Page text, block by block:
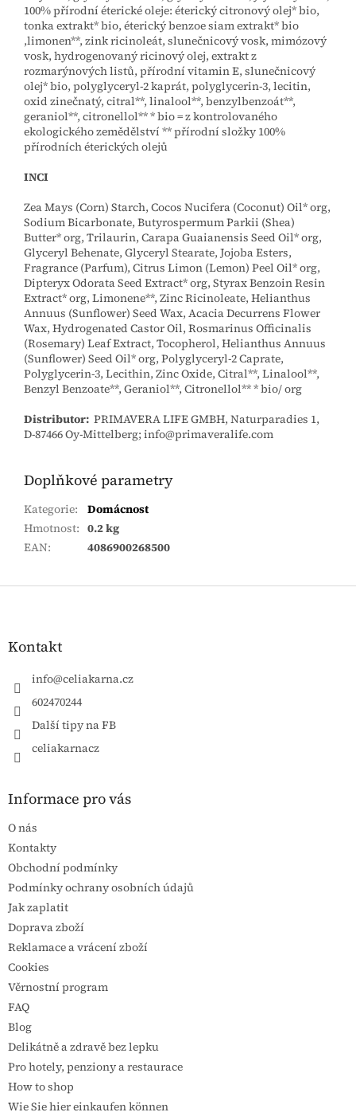
100% přírodní éterické oleje: éterický citronový olej* bio,
tonka extrakt* bio, éterický benzoe siam extrakt* bio
,limonen**, zink ricinoleát, slunečnicový vosk, mimózový
vosk, hydrogenovaný ricinový olej, extrakt z
rozmarýnových listů, přírodní vitamin E, slunečnicový
olej* bio, polyglyceryl-2 kaprát, polyglycerin-3, lecitin,
oxid zinečnatý, citral**, linalool**, benzylbenzoát**,
geraniol**, citronellol** * bio = z kontrolovaného
ekologického zemědělství ** přírodní složky 100%
přírodních éterických olejů
INCI
Zea Mays (Corn) Starch, Cocos Nucifera (Coconut) Oil* org,
Sodium Bicarbonate, Butyrospermum Parkii (Shea)
Butter* org, Trilaurin, Carapa Guaianensis Seed Oil* org,
Glyceryl Behenate, Glyceryl Stearate, Jojoba Esters,
Fragrance (Parfum), Citrus Limon (Lemon) Peel Oil* org,
Dipteryx Odorata Seed Extract* org, Styrax Benzoin Resin
Extract* org, Limonene**, Zinc Ricinoleate, Helianthus
Annuus (Sunflower) Seed Wax, Acacia Decurrens Flower
Wax, Hydrogenated Castor Oil, Rosmarinus Officinalis
(Rosemary) Leaf Extract, Tocopherol, Helianthus Annuus
(Sunflower) Seed Oil* org, Polyglyceryl-2 Caprate,
Polyglycerin-3, Lecithin, Zinc Oxide, Citral**, Linalool**,
Benzyl Benzoate**, Geraniol**, Citronellol** * bio/ org
Distributor: PRIMAVERA LIFE GMBH, Naturparadies 1,
D-87466 Oy-Mittelberg; info@primaveralife.com
Doplňkové parametry
Kategorie:
Domácnost
Hmotnost: 0.2 kg
EAN: 4086900268500
Zápatí
Kontakt
info@celiakarna.cz
602470244
Další tipy na FB
celiakarnacz
Informace pro vás
O nás
Kontakty
Obchodní podmínky
Podmínky ochrany osobních údajů
Jak zaplatit
Doprava zboží
Reklamace a vrácení zboží
Cookies
Věrnostní program
FAQ
Blog
Delikátně a zdravě bez lepku
Pro hotely, penziony a restaurace
How to shop
Wie Sie hier einkaufen können